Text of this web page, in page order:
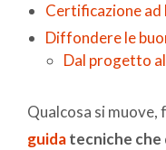
Certificazione ad
Diffondere le
Dal progetto
Qualcosa si muove,
guidatecniche che